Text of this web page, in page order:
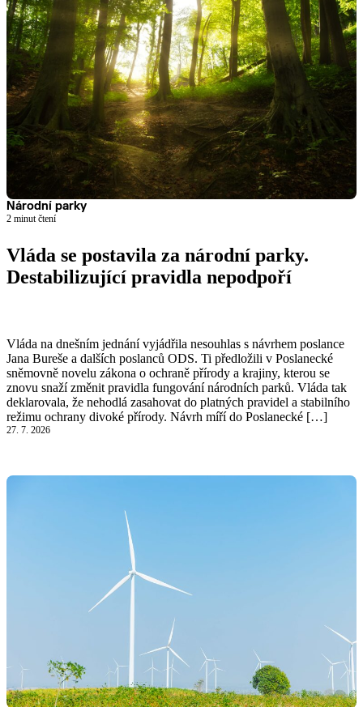
Národní parky
2 minut čtení
Vláda se postavila za národní parky.
Destabilizující pravidla nepodpoří
Vláda na dnešním jednání vyjádřila nesouhlas s návrhem poslance
Jana Bureše a dalších poslanců ODS. Ti předložili v Poslanecké
sněmovně novelu zákona o ochraně přírody a krajiny, kterou se
znovu snaží změnit pravidla fungování národních parků. Vláda tak
deklarovala, že nehodlá zasahovat do platných pravidel a stabilního
režimu ochrany divoké přírody. Návrh míří do Poslanecké […]
27. 7. 2026